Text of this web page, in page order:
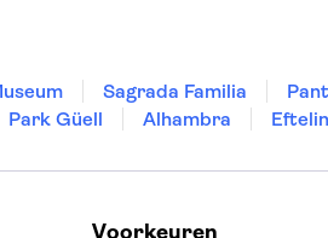
Sagrada Familia
Park Güell Alhambra
Voorkeuren